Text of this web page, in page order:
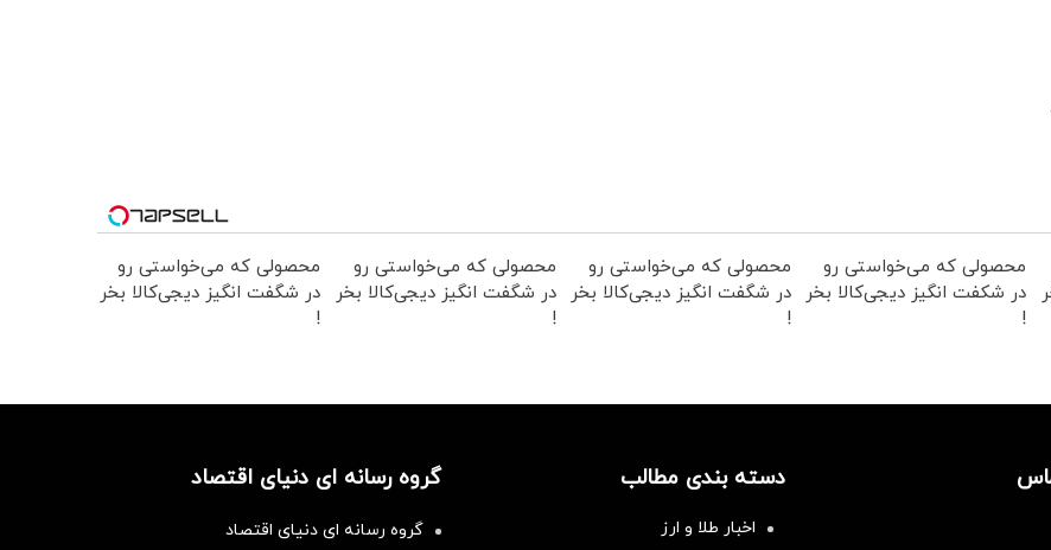
محصولی که می‌خواستی رو
در شکفت انگیز دیجی‌کالا بخر
!
محصولی که می‌خواستی رو
در شگفت انگیز دیجی‌کالا بخر
!
محصولی که می‌خواستی رو
در شگفت انگیز دیجی‌کالا بخر
!
محصولی که می‌خواستی رو
در شگفت انگیز دیجی‌کالا بخر
!
دسته بندی مطالب
اخبار طلا و ارز
گروه رسانه ای دنیای اقتصاد
گروه رسانه ای دنیای اقتصاد